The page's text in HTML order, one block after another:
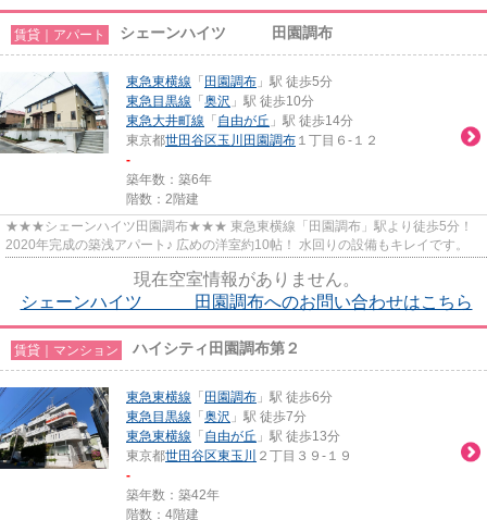
賃貸｜アパート シェーンハイツ 田園調布
東急東横線 「 田園調布 」駅 徒歩5分
東急目黒線 「 奥沢 」駅 徒歩10分
東急大井町線 「 自由が丘 」駅 徒歩14分
東京都世田谷区玉川田園調布 １丁目６-１２
-
築年数：築6年
階数：2階建
★★★シェーンハイツ田園調布★★★ 東急東横線「田園調布」駅より徒歩5分！
2020年完成の築浅アパート♪ 広めの洋室約10帖！ 水回りの設備もキレイです。
現在空室情報がありません。
シェーンハイツ 田園調布へのお問い合わせはこちら
賃貸｜マンション ハイシティ田園調布第２
東急東横線 「 田園調布 」駅 徒歩6分
東急目黒線 「 奥沢 」駅 徒歩7分
東急東横線 「 自由が丘 」駅 徒歩13分
東京都世田谷区東玉川 ２丁目３９-１９
-
築年数：築42年
階数：4階建